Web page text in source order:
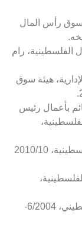
سوق رأس المال
الفلسطينية، رام
هيئة سوق
بأعمال رئيس
مراقب مالي، هيئة سوق رأس المال الفلسطينية، 2010/10
محاسب، الجهاز المركزي للإحصاء الفلسطيني، 6/2004-